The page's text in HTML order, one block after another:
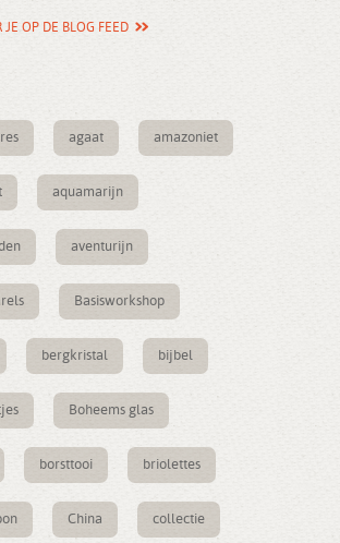
JE OP DE BLOG FEED
agaat amazoniet
aquamarijn
aventurijn
Basisworkshop
bergkristal bijbel
Boheems glas
borsttooi briolettes
China collectie